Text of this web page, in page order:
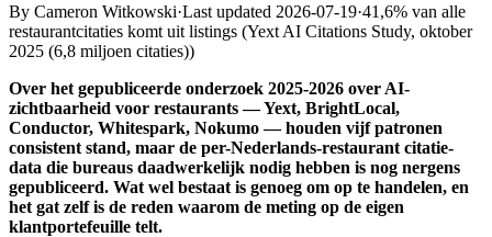
By Cameron Witkowski·Last updated 2026-07-19·41,6% van alle
restaurantcitaties komt uit listings (Yext AI Citations Study, oktober
2025 (6,8 miljoen citaties))
Over het gepubliceerde onderzoek 2025-2026 over AI-
zichtbaarheid voor restaurants — Yext, BrightLocal,
Conductor, Whitespark, Nokumo — houden vijf patronen
consistent stand, maar de per-Nederlands-restaurant citatie-
data die bureaus daadwerkelijk nodig hebben is nog nergens
gepubliceerd. Wat wel bestaat is genoeg om op te handelen, en
het gat zelf is de reden waarom de meting op de eigen
klantportefeuille telt.